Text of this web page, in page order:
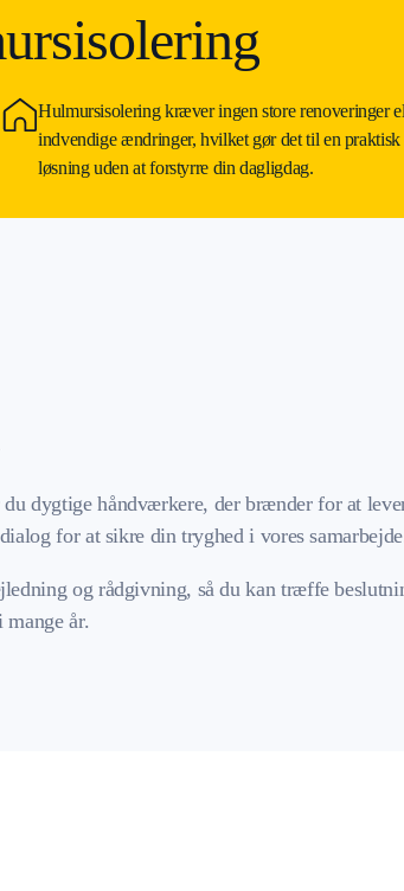
Hulmursisolering kræver ingen store renoveringer
indvendige ændringer, hvilket gør det til en praktisk
løsning uden at forstyrre din dagligdag.
dygtige håndværkere, der brænder for at
for at sikre din tryghed i vores
og rådgivning, så du kan træffe
år.